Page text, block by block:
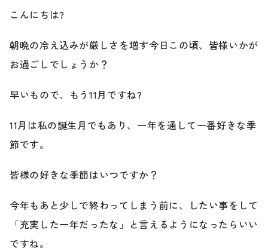
車検・整備・修理のご依頼
中古車探しのご依頼/その他
お問い合わせフォーム
ブログ
お客様の声
ケータハム岐阜
タップで電話がかかります
Contact Form
お問い合わせフォームはこちら
買取査定のご依頼
こんにちは?
朝晩の冷え込みが厳しさを増す今日この頃、皆様いかが
お過ごしでしょうか？
早いもので、もう11月ですね?
11月は私の誕生月でもあり、一年を通して一番好きな季
節です。
皆様の好きな季節はいつですか？
今年もあと少しで終わってしまう前に、したい事をして
「充実した一年だったな」と言えるようになったらいい
ですね。